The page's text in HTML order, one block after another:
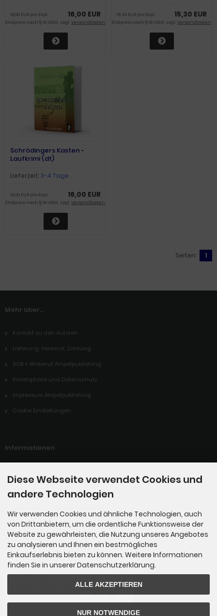
16,00 EUR
16,00 EUR pro Expl.
Endpreis nach § 19 UStG. zzgl. Versandkosten
15,30 EUR
15,30 EUR pro Expl.
Endpreis nach § 19 UStG. zzgl. Versandkosten
Schrödingers Kasten -
Laufkrimi (dt)
Lieferzeit:3-4 Tage
16,00 EUR
16,00 EUR pro Expl.
Endpreis nach § 19 UStG. zzgl. Versandkosten
Seiten: 1
Mehr über...
Kontakt zu den Autoren
Lieferung, Versand, Zahlung
AGB + Widerruf Ampelpublishing
Privatsphäre und Datenschutz
Impressum Ampelpublishing
Cookie Einstellungen
Informationen
Hörbuch-Händler
Zahlungsmethoden
Diese Webseite verwendet Cookies und
andere Technologien
Wir verwenden Cookies und ähnliche Technologien, auch
von Drittanbietern, um die ordentliche Funktionsweise der
Website zu gewährleisten, die Nutzung unseres Angebotes
zu analysieren und Ihnen ein bestmögliches
Einkaufserlebnis bieten zu können. Weitere Informationen
finden Sie in unserer Datenschutzerklärung.
ALLE AKZEPTIEREN
NUR NOTWENDIGE